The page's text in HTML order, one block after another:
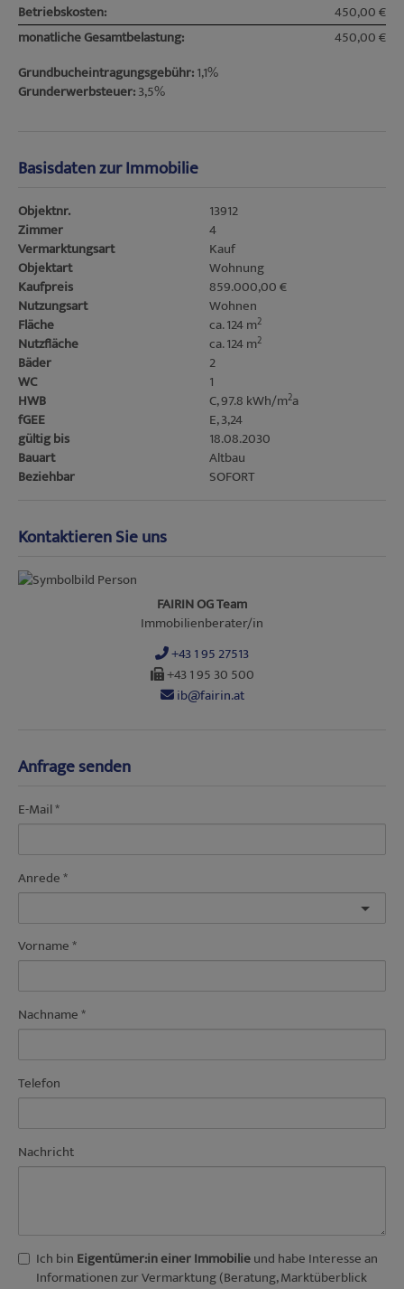
Betriebskosten:
450,00 €
monatliche Gesamtbelastung:
450,00 €
Grundbucheintragungsgebühr:1,1%
Grunderwerbsteuer:3,5%
Basisdaten zur Immobilie
Objektnr.
13912
Zimmer
4
Vermarktungsart
Kauf
Objektart
Wohnung
Kaufpreis
859.000,00 €
Nutzungsart
Wohnen
Fläche
ca. 124 m2
Nutzfläche ca. 124 m2
Bäder
2
WC
1
HWB
C, 97.8 kWh/m2a
fGEE
E, 3,24
gültig bis
18.08.2030
Bauart
Altbau
Beziehbar
SOFORT
Kontaktieren Sie uns
FAIRIN OG Team
Immobilienberater/in
+43 1 95 27513
+43 1 95 30 500
ib@fairin.at
Anfrage senden
E-Mail
Anrede
Vorname
Nachname
Telefon
Nachricht
Ich bin Eigentümer:in einer Immobilieund habe Interesse an
Informationen zur Vermarktung (Beratung, Marktüberblick